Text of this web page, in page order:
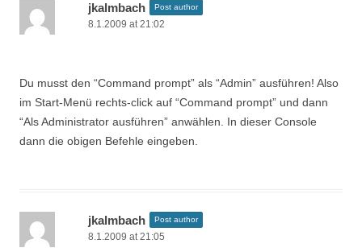
jkalmbach Post author
8.1.2009 at 21:02
Du musst den “Command prompt” als “Admin” ausführen! Also
im Start-Menü rechts-click auf “Command prompt” und dann
“Als Administrator ausführen” anwählen. In dieser Console
dann die obigen Befehle eingeben.
jkalmbach Post author
8.1.2009 at 21:05